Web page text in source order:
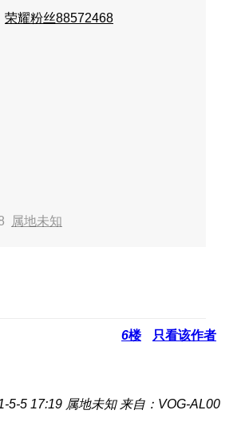
荣耀粉丝88572468
属地未知
6楼 只看该作者
5-5 17:19 属地未知 来自：VOG-AL00